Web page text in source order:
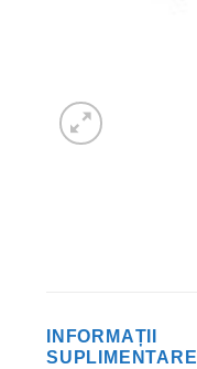
INFORMAȚII
SUPLIMENTARE